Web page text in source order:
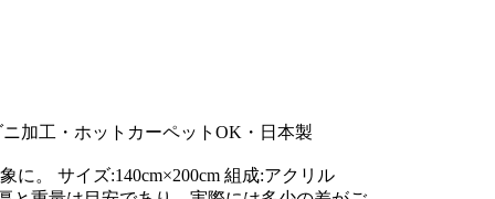
ニ加工・ホットカーペットOK・日本製
。 サイズ:140cm×200cm 組成:アクリル